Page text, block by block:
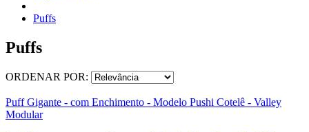
Puffs
Puffs
ORDENAR POR:
Puff Gigante - com Enchimento - Modelo Pushi Cotelê - Valley
Modular